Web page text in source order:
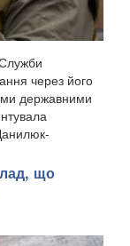
через його
державними
що